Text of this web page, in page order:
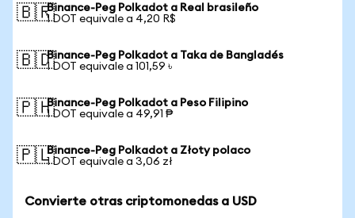
🇧🇷Binance-Peg Polkadot a Real brasileño
1 DOT equivale a 4,20 R$
🇧🇩Binance-Peg Polkadot a Taka de Bangladés
1 DOT equivale a 101,59 ৳
🇵🇭Binance-Peg Polkadot a Peso Filipino
1 DOT equivale a 49,91 ₱
🇵🇱Binance-Peg Polkadot a Złoty polaco
1 DOT equivale a 3,06 zł
Convierte otras criptomonedas a USD